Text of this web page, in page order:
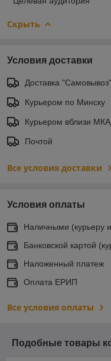
Скрыть
Условия доставки
Доставка "Самовывоз"
Курьером по Минску
Курьером вблизи
Почтой
Все условия доставки
Условия оплаты
Наличными (курьеру
Банковской картой
Наложенный платеж
Оплата ЕРИП
Все условия оплаты
Подобные товары